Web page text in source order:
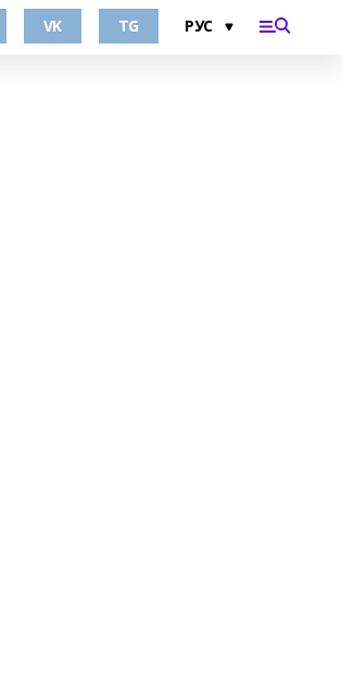
VK TG